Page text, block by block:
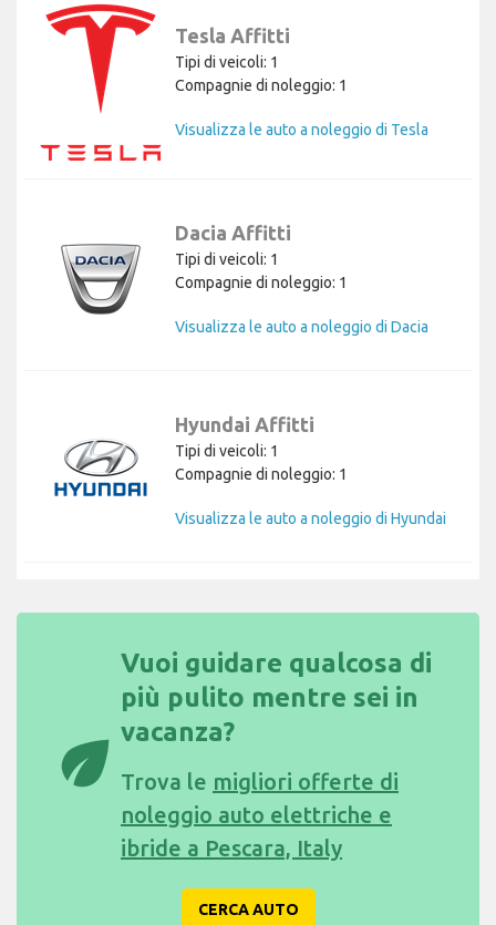
Tesla Affitti
Tipi di veicoli: 1
Compagnie di noleggio: 1
Visualizza le auto a noleggio di Tesla
Dacia Affitti
Tipi di veicoli: 1
Compagnie di noleggio: 1
Visualizza le auto a noleggio di Dacia
Hyundai Affitti
Tipi di veicoli: 1
Compagnie di noleggio: 1
Visualizza le auto a noleggio di Hyundai
eco
Vuoi guidare qualcosa di
più pulito mentre sei in
vacanza?
Trova le migliori offerte di
noleggio auto elettriche e
ibride a Pescara, Italy
CERCA AUTO